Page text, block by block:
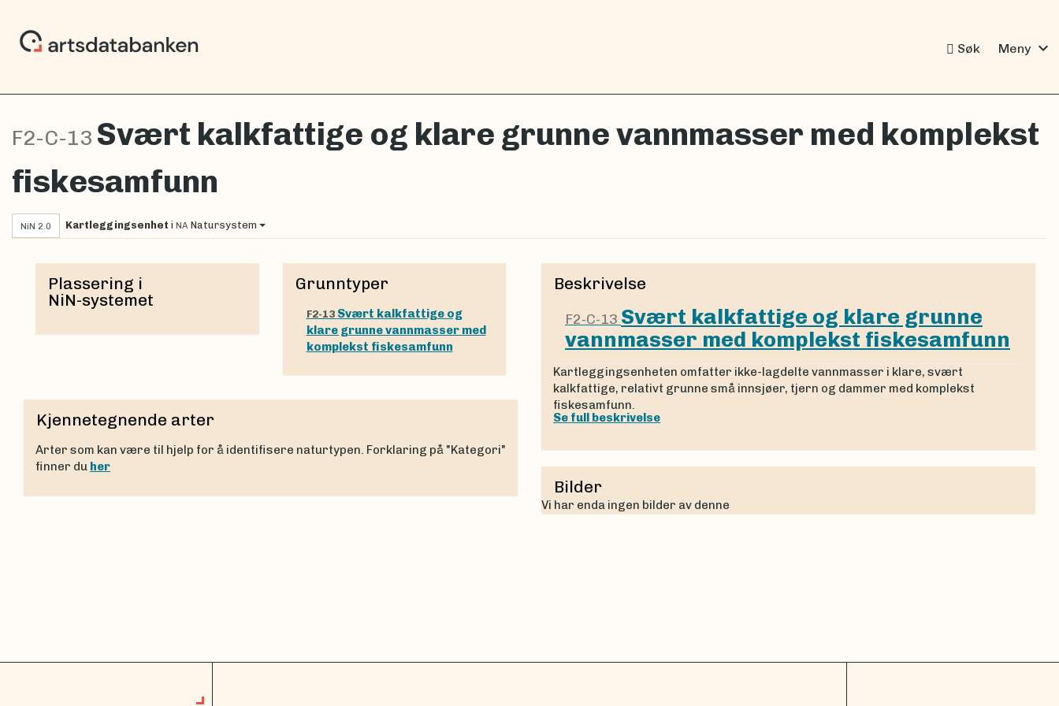
Søk Meny expand_more
F2-C-13 Svært kalkfattige og klare grunne vannmasser med komplekst
fiskesamfunn
NiN 2.0 Kartleggingsenhet i NA Natursystem
Plassering i
NiN-systemet
Grunntyper
F2-13 Svært kalkfattige og
klare grunne vannmasser med
komplekst fiskesamfunn
Kjennetegnende arter
Arter som kan være til hjelp for å identifisere naturtypen. Forklaring på "Kategori"
finner du her
Beskrivelse
F2-C-13 Svært kalkfattige og klare grunne
vannmasser med komplekst fiskesamfunn
Kartleggingsenheten omfatter ikke-lagdelte vannmasser i klare, svært
kalkfattige, relativt grunne små innsjøer, tjern og dammer med komplekst
fiskesamfunn.
Se full beskrivelse
Bilder
Vi har enda ingen bilder av denne